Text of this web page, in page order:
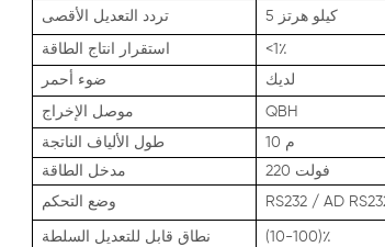
تردد التعديل الأقصى 5 كيلو هرتز
استقرار انتاج الطاقة
<1٪
ضوء أحمر
لديك
موصل الإخراج
QBH
طول الألياف الناتجة
10 م
مدخل الطاقة
220 فولت
وضع التحكم
نطاق قابل للتعديل السلطة (10-100)٪